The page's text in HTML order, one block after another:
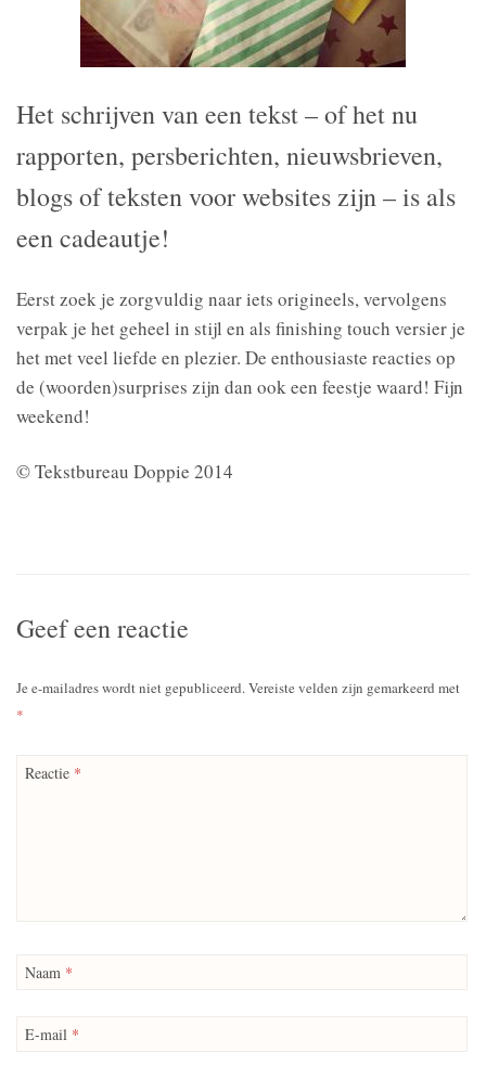
Het schrijven van een tekst – of het nu
rapporten, persberichten, nieuwsbrieven,
blogs of teksten voor websites zijn – is als
een cadeautje!
Eerst zoek je zorgvuldig naar iets origineels, vervolgens
verpak je het geheel in stijl en als finishing touch versier je
het met veel liefde en plezier. De enthousiaste reacties op
de (woorden)surprises zijn dan ook een feestje waard! Fijn
weekend!
© Tekstbureau Doppie 2014
Geef een reactie
Je e-mailadres wordt niet gepubliceerd.Vereiste velden zijn gemarkeerd met
*
Reactie *
Naam *
E-mail *